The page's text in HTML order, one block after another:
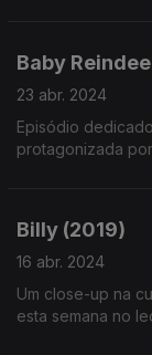
Baby
23 abr. 2024
Episódio
protagonizada
Billy (2019)
16 abr. 2024
Um close-up na
esta semana no